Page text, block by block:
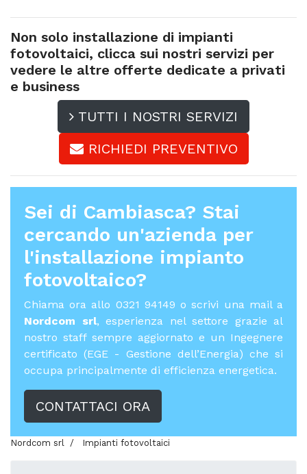
Non solo installazione di impianti
fotovoltaici, clicca sui nostri servizi per
vedere le altre offerte dedicate a privati
e business
TUTTI I NOSTRI SERVIZI
RICHIEDI PREVENTIVO
Sei di Cambiasca? Stai
cercando un'azienda per
l'installazione impianto
fotovoltaico?
Chiama ora allo 0321 94149 o scrivi una mail a
Nordcom srl, esperienza nel settore grazie al
nostro staff sempre aggiornato e un Ingegnere
certificato (EGE - Gestione dell’Energia) che si
occupa principalmente di efficienza energetica.
CONTATTACI ORA
Nordcom srl Impianti fotovoltaici